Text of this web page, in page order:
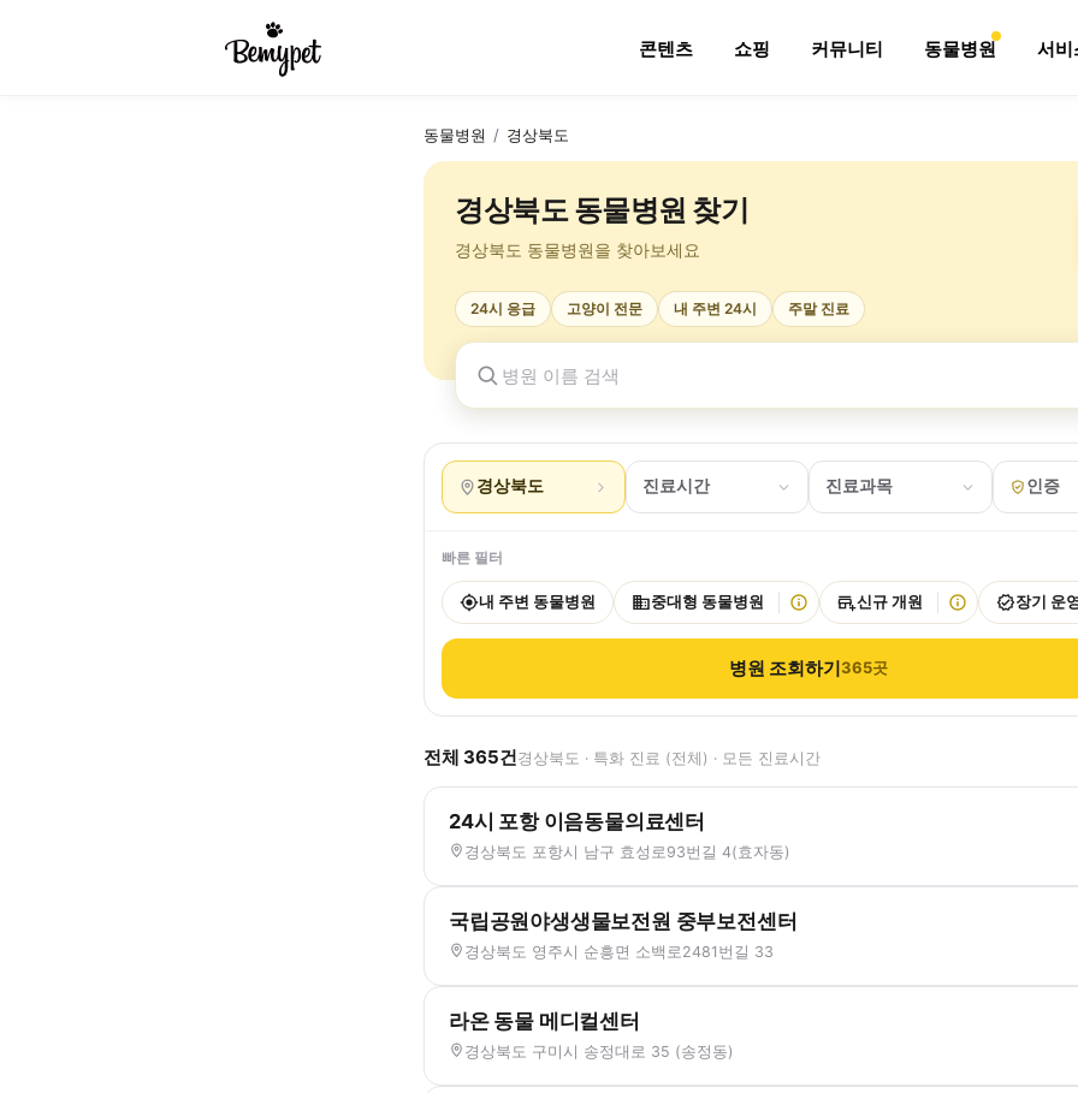
콘텐츠 쇼핑 커뮤니티 동물병원 서비
동물병원 / 경상북도
경상북도 동물병원 찾기
경상북도 동물병원을 찾아보세요
24시 응급 고양이 전문 내 주변 24시 주말 진료
경상북도 진료시간 진료과목 인증
빠른 필터
내 주변 동물병원 중대형 동물병원 신규 개원 장기 운
병원 조회하기365곳
전체 365건경상북도 · 특화 진료 (전체) · 모든 진료시간
24시 포항 이음동물의료센터
경상북도 포항시 남구 효성로93번길 4(효자동)
국립공원야생생물보전원 중부보전센터
경상북도 영주시 순흥면 소백로2481번길 33
라온 동물 메디컬센터
경상북도 구미시 송정대로 35 (송정동)